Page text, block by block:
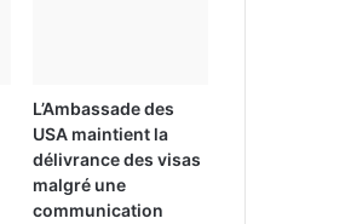
L’Ambassade des
USA maintient la
délivrance des visas
malgré une
communication